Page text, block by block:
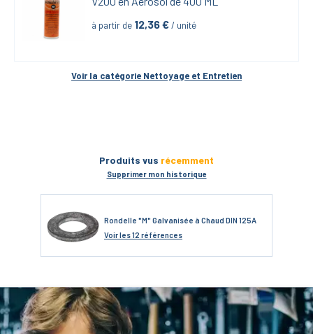
à partir de 12,36 € / unité
Voir la catégorie Nettoyage et Entretien
Produits vus récemment
Supprimer mon historique
Rondelle "M" Galvanisée à Chaud DIN 125A
Voirles 12 références